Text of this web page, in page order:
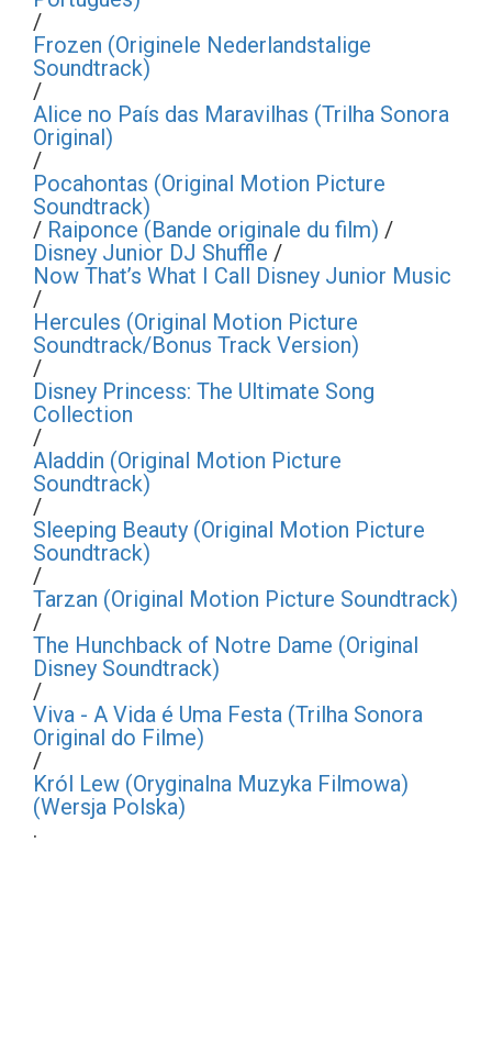
/
Frozen (Originele Nederlandstalige
Soundtrack)
/
Alice no País das Maravilhas (Trilha Sonora
Original)
/
Pocahontas (Original Motion Picture
Soundtrack)
/ Raiponce (Bande originale du film) /
Disney Junior DJ Shuffle /
Now That’s What I Call Disney Junior Music
/
Hercules (Original Motion Picture
Soundtrack/Bonus Track Version)
/
Disney Princess: The Ultimate Song
Collection
/
Aladdin (Original Motion Picture
Soundtrack)
/
Sleeping Beauty (Original Motion Picture
Soundtrack)
/
Tarzan (Original Motion Picture Soundtrack)
/
The Hunchback of Notre Dame (Original
Disney Soundtrack)
/
Viva - A Vida é Uma Festa (Trilha Sonora
Original do Filme)
/
Król Lew (Oryginalna Muzyka Filmowa)
(Wersja Polska)
.